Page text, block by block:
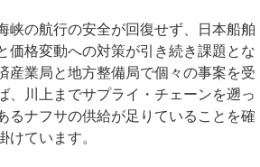
の航行の安全が回復せず、日本船舶
価格変動への対策が引き続き課題とな
産業局と地方整備局で個々の事案を受
、川上までサプライ・チェーンを遡っ
るナフサの供給が足りていることを確
ています。